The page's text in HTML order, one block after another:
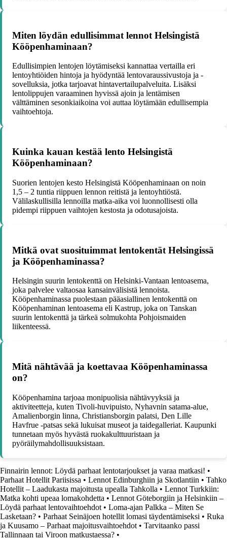
Miten löydän edullisimmat lennot Helsingistä
Kööpenhaminaan?
Edullisimpien lentojen löytämiseksi kannattaa vertailla eri
lentoyhtiöiden hintoja ja hyödyntää lentovaraussivustoja ja -
sovelluksia, jotka tarjoavat hintavertailupalveluita. Lisäksi
lentolippujen varaaminen hyvissä ajoin ja lentämisen
välttäminen sesonkiaikoina voi auttaa löytämään edullisempia
vaihtoehtoja.
Kuinka kauan kestää lento Helsingistä
Kööpenhaminaan?
Suorien lentojen kesto Helsingistä Kööpenhaminaan on noin
1,5 – 2 tuntia riippuen lennon reitistä ja lentoyhtiöstä.
Välilaskullisilla lennoilla matka-aika voi luonnollisesti olla
pidempi riippuen vaihtojen kestosta ja odotusajoista.
Mitkä ovat suosituimmat lentokentät Helsingissä
ja Kööpenhaminassa?
Helsingin suurin lentokenttä on Helsinki-Vantaan lentoasema,
joka palvelee valtaosaa kansainvälisistä lennoista.
Kööpenhaminassa puolestaan pääasiallinen lentokenttä on
Kööpenhaminan lentoasema eli Kastrup, joka on Tanskan
suurin lentokenttä ja tärkeä solmukohta Pohjoismaiden
liikenteessä.
Mitä nähtävää ja koettavaa Kööpenhaminassa
on?
Kööpenhamina tarjoaa monipuolisia nähtävyyksiä ja
aktiviteetteja, kuten Tivoli-huvipuisto, Nyhavnin satama-alue,
Amalienborgin linna, Christiansborgin palatsi, Den Lille
Havfrue -patsas sekä lukuisat museot ja taidegalleriat. Kaupunki
tunnetaan myös hyvästä ruokakulttuuristaan ja
pyöräilymahdollisuuksistaan.
Finnairin lennot: Löydä parhaat lentotarjoukset ja varaa matkasi! •
Parhaat Hotellit Pariisissa • Lennot Edinburghiin ja Skotlantiin • Tahko
Hotellit – Laadukasta majoitusta upealla Tahkolla • Lennot Turkkiin:
Matka kohti upeaa lomakohdetta • Lennot Göteborgiin ja Helsinkiin –
Löydä parhaat lentovaihtoehdot • Loma-ajan Palkka – Miten Se
Lasketaan? • Parhaat Seinäjoen hotellit lomasi täydentämiseksi • Ruka
ja Kuusamo – Parhaat majoitusvaihtoehdot • Tarvitaanko passi
Tallinnaan tai Viroon matkustaessa? •